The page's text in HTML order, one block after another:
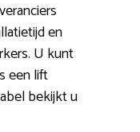
en
U kunt
een lift
bekijkt u